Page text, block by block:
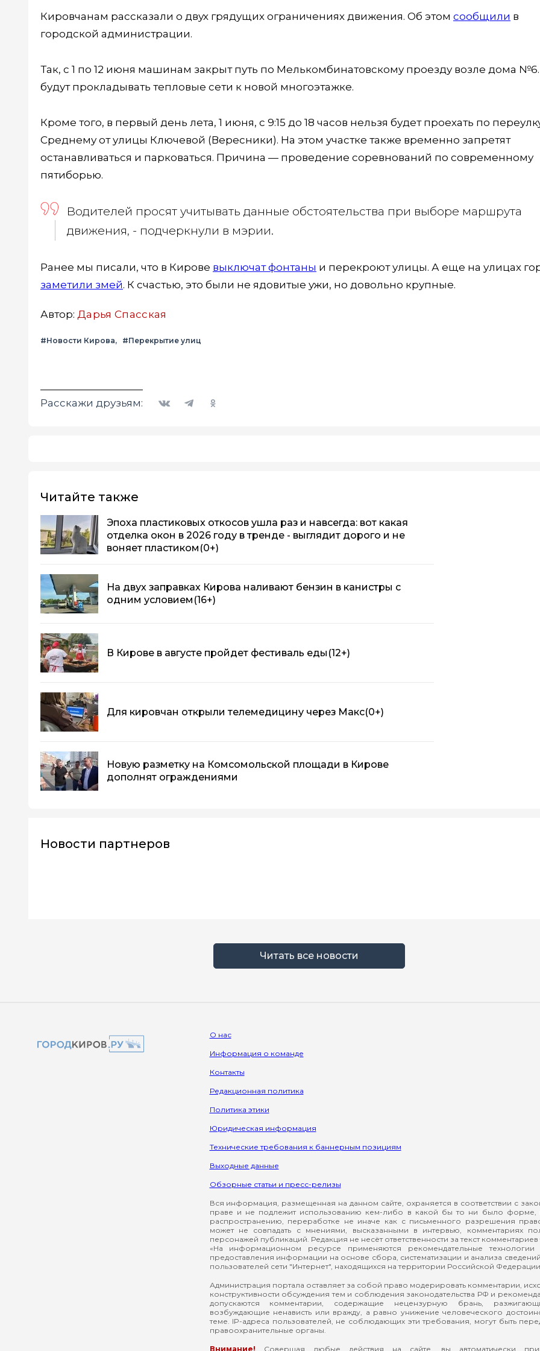
Кировчанам рассказали о двух грядущих ограничениях движения. Об этом сообщили в
городской администрации.
Так, с 1 по 12 июня машинам закрыт путь по Мелькомбинатовскому проезду возле дома
будут прокладывать тепловые сети к новой многоэтажке.
Кроме того, в первый день лета, 1 июня, с 9:15 до 18 часов нельзя будет проехать по
Среднему от улицы Ключевой (Вересники). На этом участке также временно запретят
останавливаться и парковаться. Причина — проведение соревнований по современному
пятиборью.
Водителей просят учитывать данные обстоятельства при выборе маршрута
движения, - подчеркнули в мэрии.
Ранее мы писали, что в Кирове выключат фонтаны и перекроют улицы. А еще на улицах
заметили змей. К счастью, это были не ядовитые ужи, но довольно крупные.
Автор: Дарья Спасская
#Новости Кирова #Перекрытие улиц
Расскажи друзьям:
Читайте также
Эпоха пластиковых откосов ушла раз и навсегда: вот какая
отделка окон в 2026 году в тренде - выглядит дорого и не
воняет пластиком (0+)
На двух заправках Кирова наливают бензин в канистры с
одним условием (16+)
В Кирове в августе пройдет фестиваль еды (12+)
Для кировчан открыли телемедицину через Макс(0+)
Новую разметку на Комсомольской площади в Кирове
дополнят ограждениями
Новости партнеров
Читать все новости
О нас
Информация о команде
Контакты
Редакционная политика
Политика этики
Юридическая информация
Технические требования к баннерным позициям
Выходные данные
Обзорные статьи и пресс-релизы
Вся информация, размещенная на данном сайте, охраняется в соответствии с
праве и не подлежит использованию кем-либо в какой бы то ни было форме,
распространению, переработке не иначе как с письменного разрешения
может не совпадать с мнениями, высказанными в интервью, комментариях
персонажей публикаций. Редакция не несёт ответственности за текст комментариев
«На информационном ресурсе применяются рекомендательные технологии
предоставления информации на основе сбора, систематизации и анализа
пользователей сети "Интернет", находящихся на территории Российской
Администрация портала оставляет за собой право модерировать комментарии,
конструктивности обсуждения тем и соблюдения законодательства РФ и
допускаются комментарии, содержащие нецензурную брань,
возбуждающие ненависть или вражду, а равно унижение человеческого
теме. IP-адреса пользователей, не соблюдающих эти требования, могут быть
правоохранительные органы.
Внимание! Совершая любые действия на сайте, вы автоматически